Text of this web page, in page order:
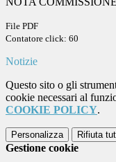
File PDF
Contatore click: 60
Notizie
Questo sito o gli
cookie necessari al
COOKIE POLICY.
Personalizza Rifiuta
Gestione cookie